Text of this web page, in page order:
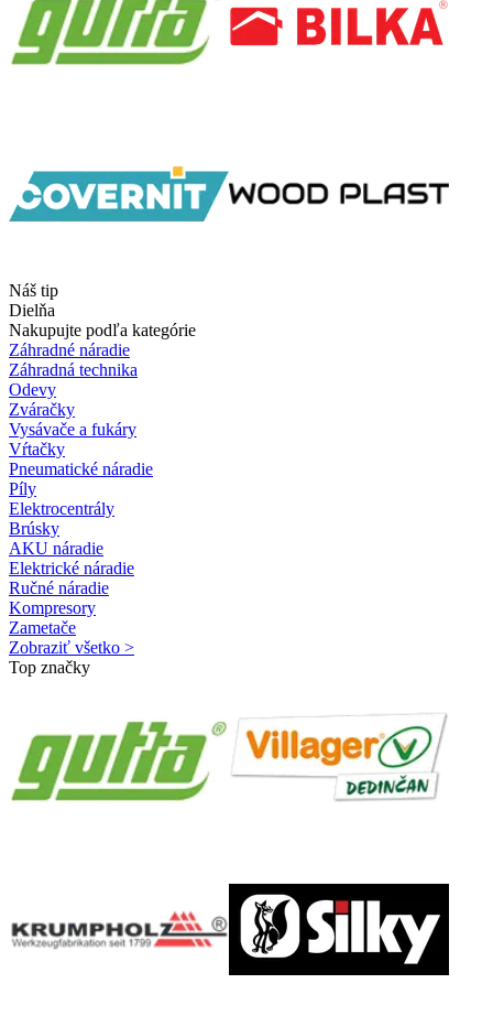
Náš tip
Dielňa
Nakupujte podľa kategórie
Záhradné náradie
Záhradná technika
Odevy
Zváračky
Vysávače a fukáry
Vŕtačky
Pneumatické náradie
Píly
Elektrocentrály
Brúsky
AKU náradie
Elektrické náradie
Ručné náradie
Kompresory
Zametače
Zobraziť všetko >
Top značky